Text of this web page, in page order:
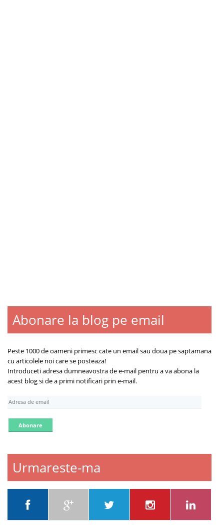
Abonare la blog pe email
Peste 1000 de oameni primesc cate un email sau doua pe saptamana
cu articolele noi care se posteaza!
Introduceti adresa dumneavostra de e-mail pentru a va abona la
acest blog si de a primi notificari prin e-mail.
A
r
e
e
m
l
Urmareste-ma
Contact